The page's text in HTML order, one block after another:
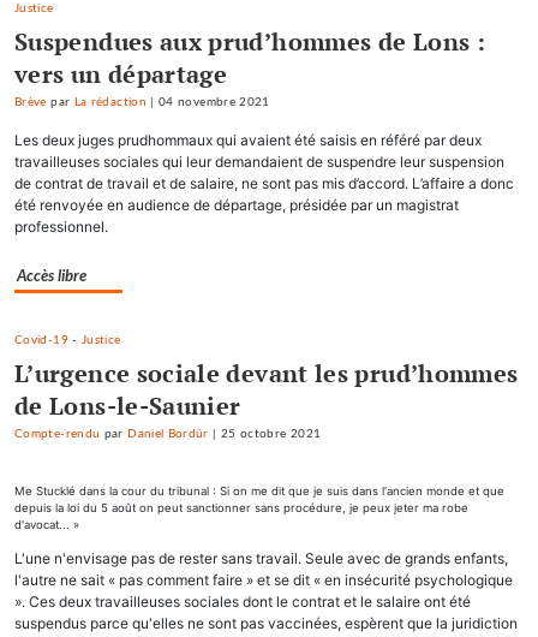
Justice
Suspendues aux prud’hommes de Lons :
vers un départage
Brève par La rédaction |04 novembre 2021
Les deux juges prudhommaux qui avaient été saisis en référé par deux
travailleuses sociales qui leur demandaient de suspendre leur suspension
de contrat de travail et de salaire, ne sont pas mis d’accord. L’affaire a donc
été renvoyée en audience de départage, présidée par un magistrat
professionnel.
Accès libre
Covid-19- Justice
L’urgence sociale devant les prud’hommes
de Lons-le-Saunier
Compte-rendu par Daniel Bordür 25 octobre 2021
Me Stucklé dans la cour du tribunal : Si on me dit que je suis dans l'ancien monde et que
depuis la loi du 5 août on peut sanctionner sans procédure, je peux jeter ma robe
d'avocat... »
L'une n'envisage pas de rester sans travail. Seule avec de grands enfants,
l'autre ne sait « pas comment faire » et se dit « en insécurité psychologique
». Ces deux travailleuses sociales dont le contrat et le salaire ont été
suspendus parce qu'elles ne sont pas vaccinées, espèrent que la juridiction